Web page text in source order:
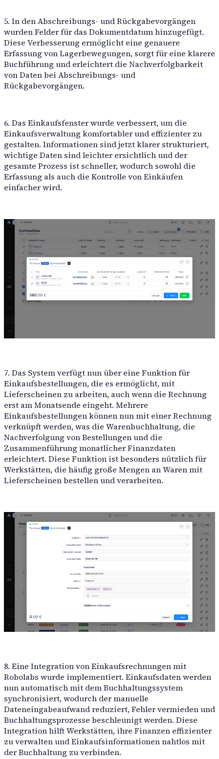
5. In den Abschreibungs- und Rückgabevorgängen
wurden Felder für das Dokumentdatum hinzugefügt.
Diese Verbesserung ermöglicht eine genauere
Erfassung von Lagerbewegungen, sorgt für eine klarere
Buchführung und erleichtert die Nachverfolgbarkeit
von Daten bei Abschreibungs- und
Rückgabevorgängen.
6. Das Einkaufsfenster wurde verbessert, um die
Einkaufsverwaltung komfortabler und effizienter zu
gestalten. Informationen sind jetzt klarer strukturiert,
wichtige Daten sind leichter ersichtlich und der
gesamte Prozess ist schneller, wodurch sowohl die
Erfassung als auch die Kontrolle von Einkäufen
einfacher wird.
7. Das System verfügt nun über eine Funktion für
Einkaufsbestellungen, die es ermöglicht, mit
Lieferscheinen zu arbeiten, auch wenn die Rechnung
erst am Monatsende eingeht. Mehrere
Einkaufsbestellungen können nun mit einer Rechnung
verknüpft werden, was die Warenbuchhaltung, die
Nachverfolgung von Bestellungen und die
Zusammenführung monatlicher Finanzdaten
erleichtert. Diese Funktion ist besonders nützlich für
Werkstätten, die häufig große Mengen an Waren mit
Lieferscheinen bestellen und verarbeiten.
8. Eine Integration von Einkaufsrechnungen mit
Robolabs wurde implementiert. Einkaufsdaten werden
nun automatisch mit dem Buchhaltungssystem
synchronisiert, wodurch der manuelle
Dateneingabeaufwand reduziert, Fehler vermieden und
Buchhaltungsprozesse beschleunigt werden. Diese
Integration hilft Werkstätten, ihre Finanzen effizienter
zu verwalten und Einkaufsinformationen nahtlos mit
der Buchhaltung zu verbinden.